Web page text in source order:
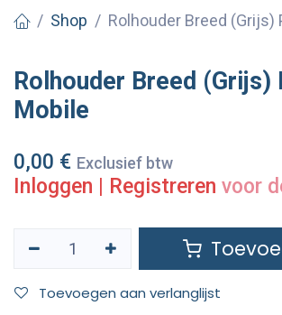
Shop Rolhouder Breed (Grijs)
Rolhouder Breed (Grijs)
Mobile
0,00 € Exclusief btw
Inloggen Registreren voor
Toevoegen aan verlanglijst